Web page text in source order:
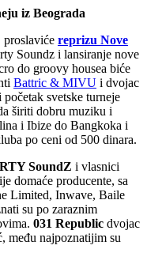
iz Beograda
proslaviće reprizu Nove
Soundz i lansiranje nove
do groovy housea biće
Battric & MIVU i dvojac
svetske turneje
širiti dobru muziku i
i Ibize do Bangkoka i
po ceni od 500 dinara.
SoundZ i vlasnici
domaće producente, sa
Limited, Inwave, Baile
su po zaraznim
031 Republic dvojac
među najpoznatijim su